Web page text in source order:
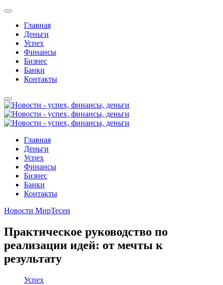
Главная
Деньги
Успех
Финансы
Бизнес
Банки
Контакты
Главная
Деньги
Успех
Финансы
Бизнес
Банки
Контакты
Новости МирТесен
Практическое руководство по
реализации идей: от мечты к
результату
Успех